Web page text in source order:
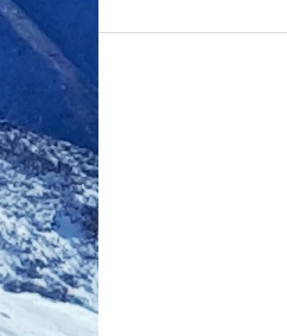
a
t
í